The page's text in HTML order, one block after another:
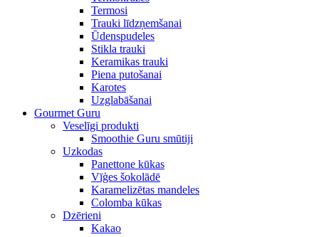
Termosi
Trauki līdzņemšanai
Ūdenspudeles
Stikla trauki
Keramikas trauki
Piena putošanai
Karotes
Uzglabāšanai
Gourmet Guru
Veselīgi produkti
Smoothie Guru smūtiji
Uzkodas
Panettone kūkas
Vīģes šokolādē
Karamelizētas mandeles
Colomba kūkas
Dzērieni
Kakao